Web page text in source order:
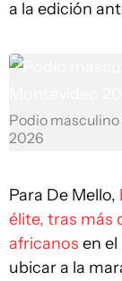
a la edición
Podio
2026
Para De Mello,
élite, tras más
africanos en
ubicar a la